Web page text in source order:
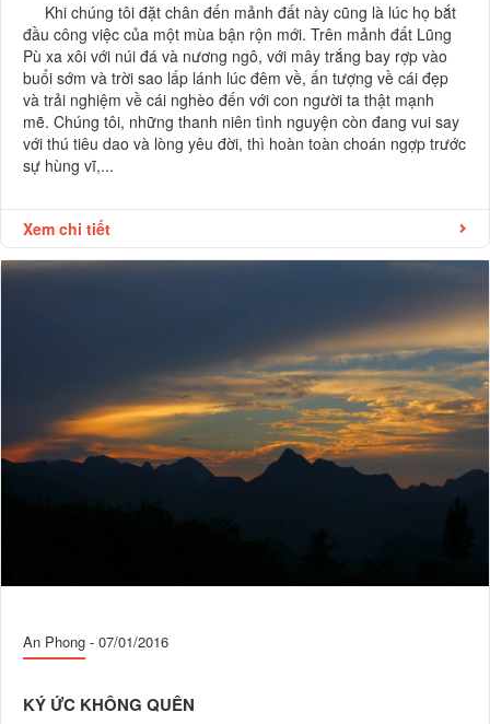
Khi chúng tôi đặt chân đến mảnh đất này cũng là lúc họ bắt
đầu công việc của một mùa bận rộn mới. Trên mảnh đất Lũng
Pù xa xôi với núi đá và nương ngô, với mây trắng bay rợp vào
buổi sớm và trời sao lấp lánh lúc đêm về, ấn tượng về cái đẹp
và trải nghiệm về cái nghèo đến với con người ta thật mạnh
mẽ. Chúng tôi, những thanh niên tình nguyện còn đang vui say
với thú tiêu dao và lòng yêu đời, thì hoàn toàn choán ngợp trước
sự hùng vĩ,...
Xem chi tiết
An Phong - 07/01/2016
KÝ ỨC KHÔNG QUÊN